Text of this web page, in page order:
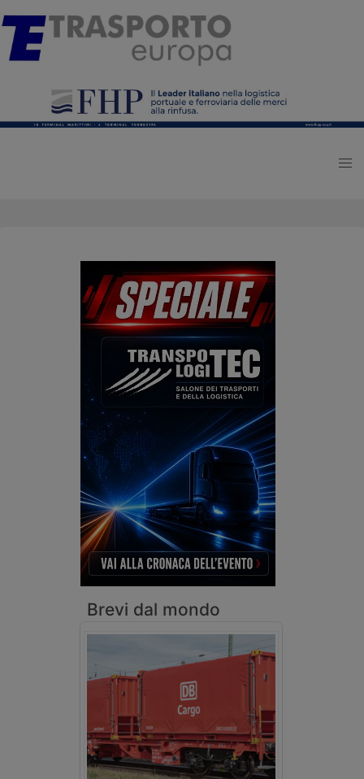
Brevi dal mondo